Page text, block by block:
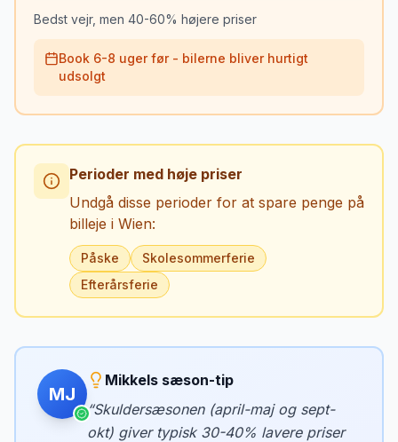
Bedst vejr, men 40-60% højere priser
Book 6-8 uger før - bilerne bliver hurtigt
udsolgt
Perioder med høje priser
Undgå disse perioder for at spare penge på
billeje i Wien:
Påske
Skolesommerferie
Efterårsferie
MJ
Mikkels sæson-tip
“Skuldersæsonen (april-maj og sept-
okt) giver typisk 30-40% lavere priser